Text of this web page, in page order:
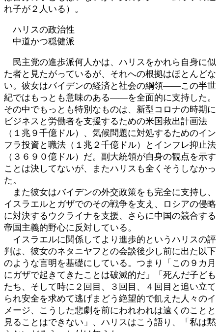
れ子が２人いる）。
ハリスの政治性
中道かつ穏健派
民主党の進歩派何人かは、ハリスをかれら自身に似
た者と見たがっているが、それへの根拠はほとんどな
い。彼女はバイデンの経済と社会の綱領――この半世
紀ではもっとも意味のある――を全面的に支持した。
その中でもっとも特別なものは、新型コロナの時期に
ビジネスと労働者を支援するための米国救出計画法
（１兆９千億ドル）、気候問題に対処するためのイン
フラ投資と職法（１兆２千億ドル）とインフレ抑止法
（３６９０億ドル）だ。副大統領が自身の観点を示す
ことは決してないが、またハリスも全くそうしなかっ
た。
また彼女はバイデンの外交政策をも完全に支持し、
イスラエルとガザでのその戦争を支え、ロシアの侵略
に対決するウクライナを支援、さらに中国の競合する
帝国主義的野心に反対している。
イスラエルに関係してより進歩的というハリスの評
判は、彼女のネタニヤフとの会談後少し前に出た以下
のような言明を基礎にしている。つまり「この９カ月
にガザで起きてきたことは破滅的だ」「死んだ子ども
たち、そして時に２回目、３回目、４回目と追い立て
られ安全を求めて逃げまどう絶望的で飢えた人々のイ
メージ、こうした悲劇を前にわれわれは遠くのことと
見ることはできない」、ハリスはこう語り、「私は黙